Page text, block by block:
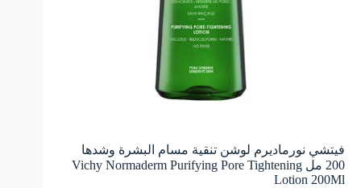
فيتشي نورماديرم لوشن تنقية مسام البشرة وشدها
200 مل Vichy Normaderm Purifying Pore Tightening
Lotion 200Ml